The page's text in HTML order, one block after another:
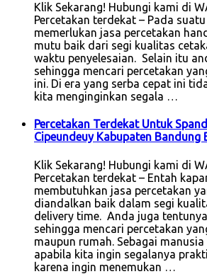
Klik Sekarang! Hubungi kami di
Percetakan terdekat – Pada
memerlukan jasa percetakan
mutu baik dari segi kualitas
waktu penyelesaian. Selain itu
sehingga mencari percetakan
ini. Di era yang serba cepat ini
kita menginginkan segala …
Percetakan Terdekat Untuk
Cipeundeuy Kabupaten Bandung
Klik Sekarang! Hubungi kami di
Percetakan terdekat – Entah
membutuhkan jasa percetakan
diandalkan baik dalam segi
delivery time. Anda juga
sehingga mencari percetakan
maupun rumah. Sebagai
apabila kita ingin segalanya
karena ingin menemukan …